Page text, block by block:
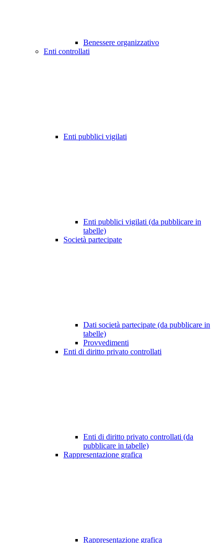
Benessere organizzativo
Enti controllati
Enti pubblici vigilati
Enti pubblici vigilati (da pubblicare in
tabelle)
Società partecipate
Dati società partecipate (da pubblicare in
tabelle)
Provvedimenti
Enti di diritto privato controllati
Enti di diritto privato controllati (da
pubblicare in tabelle)
Rappresentazione grafica
Rappresentazione grafica